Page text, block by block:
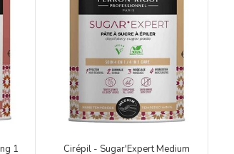
1
Cirépil - Sugar'Expert Medium